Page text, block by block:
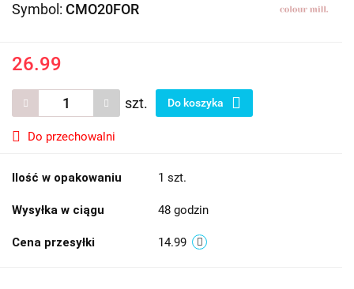
Symbol: CMO20FOR
26.99
szt. Do koszyka
Do przechowalni
Ilość w opakowaniu 1 szt.
Wysyłka w ciągu 48 godzin
Cena przesyłki 14.99